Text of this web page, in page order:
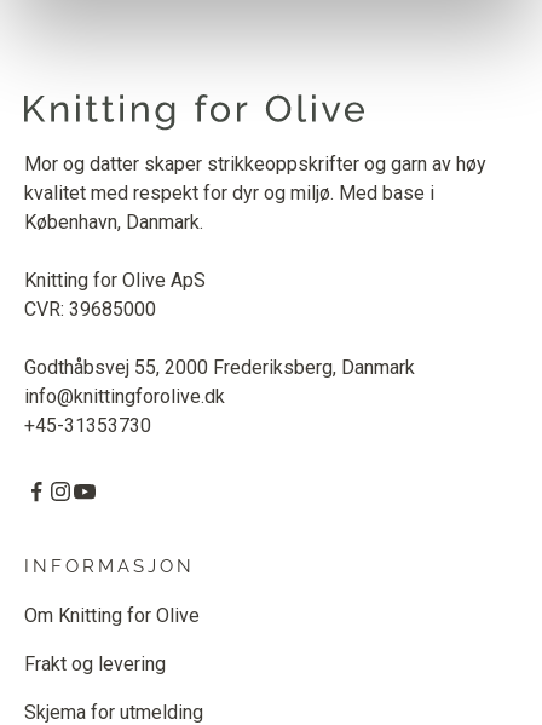
Mor og datter skaper strikkeoppskrifter og garn av høy
kvalitet med respekt for dyr og miljø. Med base i
København, Danmark.
Knitting for Olive ApS
CVR: 39685000
Godthåbsvej 55, 2000 Frederiksberg, Danmark
info@knittingforolive.dk
+45-31353730
INFORMASJON
Om Knitting for Olive
Frakt og levering
Skjema for utmelding